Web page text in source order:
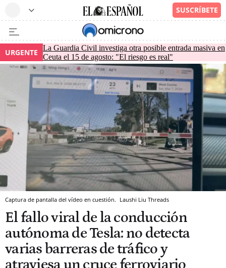
URGENTE
La Guardia Civil investiga otra posible entrada masiva en
Ceuta el 15 de agosto: "El riesgo es real"
Captura de pantalla del vídeo en cuestión. Laushi Liu Threads
El fallo viral de la conducción
autónoma de Tesla: no detecta
varias barreras de tráfico y